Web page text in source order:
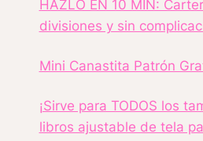
PASO
HAZLO EN 10 MIN:
divisiones y sin
Mini Canastita Patrón
¡Sirve para TODOS los
libros ajustable de tela